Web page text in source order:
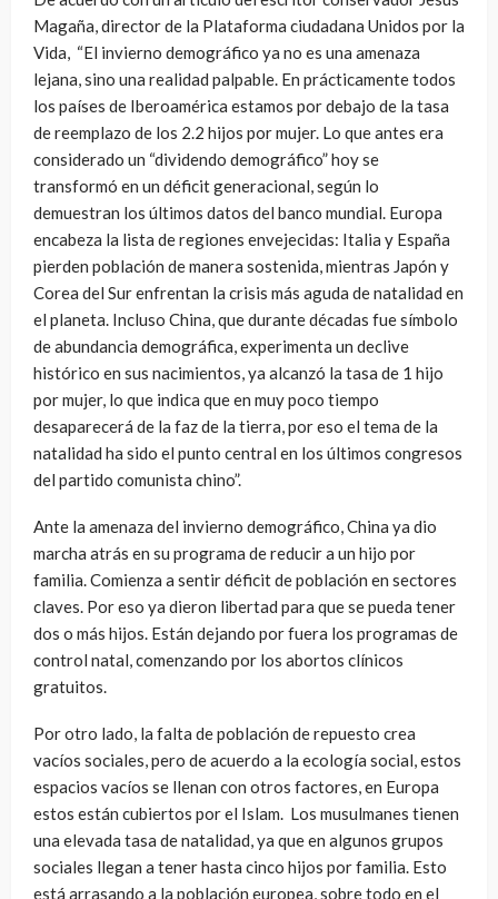
Magaña, director de la Plataforma ciudadana Unidos por la
Vida, “El invierno demográfico ya no es una amenaza
lejana, sino una realidad palpable. En prácticamente todos
los países de Iberoamérica estamos por debajo de la tasa
de reemplazo de los 2.2 hijos por mujer. Lo que antes era
considerado un “dividendo demográfico” hoy se
transformó en un déficit generacional, según lo
demuestran los últimos datos del banco mundial. Europa
encabeza la lista de regiones envejecidas: Italia y España
pierden población de manera sostenida, mientras Japón y
Corea del Sur enfrentan la crisis más aguda de natalidad en
el planeta. Incluso China, que durante décadas fue símbolo
de abundancia demográfica, experimenta un declive
histórico en sus nacimientos, ya alcanzó la tasa de 1 hijo
por mujer, lo que indica que en muy poco tiempo
desaparecerá de la faz de la tierra, por eso el tema de la
natalidad ha sido el punto central en los últimos congresos
del partido comunista chino”.
Ante la amenaza del invierno demográfico, China ya dio
marcha atrás en su programa de reducir a un hijo por
familia. Comienza a sentir déficit de población en sectores
claves. Por eso ya dieron libertad para que se pueda tener
dos o más hijos. Están dejando por fuera los programas de
control natal, comenzando por los abortos clínicos
gratuitos.
Por otro lado, la falta de población de repuesto crea
vacíos sociales, pero de acuerdo a la ecología social, estos
espacios vacíos se llenan con otros factores, en Europa
estos están cubiertos por el Islam. Los musulmanes tienen
una elevada tasa de natalidad, ya que en algunos grupos
sociales llegan a tener hasta cinco hijos por familia. Esto
está arrasando a la población europea, sobre todo en el